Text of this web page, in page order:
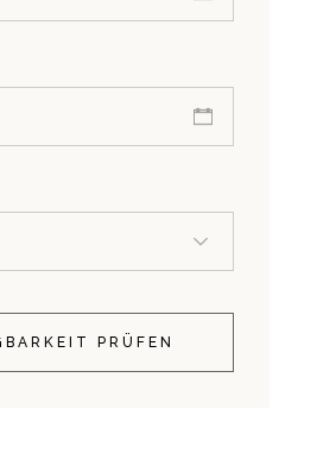
PRÜFEN